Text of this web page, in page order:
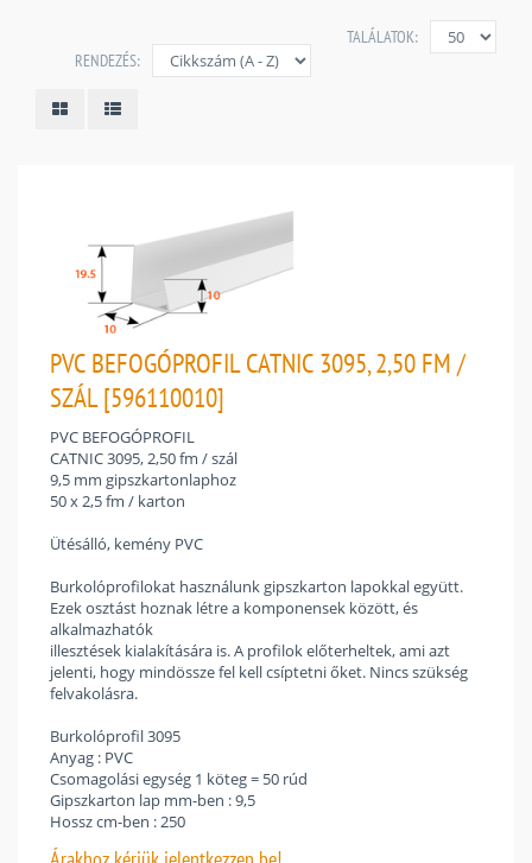
TALÁLATOK:
RENDEZÉS:
PVC BEFOGÓPROFIL CATNIC 3095, 2,50 FM /
SZÁL [596110010]
PVC BEFOGÓPROFIL
CATNIC 3095, 2,50 fm / szál
9,5 mm gipszkartonlaphoz
50 x 2,5 fm / karton
Ütésálló, kemény PVC
Burkolóprofilokat használunk gipszkarton lapokkal együtt.
Ezek osztást hoznak létre a komponensek között, és
alkalmazhatók
illesztések kialakítására is. A profilok előterheltek, ami azt
jelenti, hogy mindössze fel kell csíptetni őket. Nincs szükség
felvakolásra.
Burkolóprofil 3095
Anyag : PVC
Csomagolási egység 1 köteg = 50 rúd
Gipszkarton lap mm-ben : 9,5
Hossz cm-ben : 250